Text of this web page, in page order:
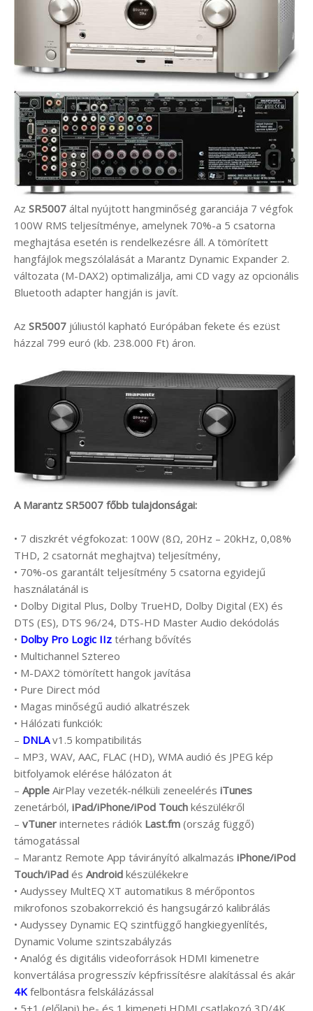
Az SR5007 által nyújtott hangminőség garanciája 7 végfok
100W RMS teljesítménye, amelynek 70%-a 5 csatorna
meghajtása esetén is rendelkezésre áll. A tömörített
hangfájlok megszólalását a Marantz Dynamic Expander 2.
változata (M-DAX2) optimalizálja, ami CD vagy az opcionális
Bluetooth adapter hangján is javít.
Az SR5007 júliustól kapható Európában fekete és ezüst
házzal 799 euró (kb. 238.000 Ft) áron.
A Marantz SR5007 főbb tulajdonságai:
• 7 diszkrét végfokozat: 100W (8Ω, 20Hz – 20kHz, 0,08%
THD, 2 csatornát meghajtva) teljesítmény,
• 70%-os garantált teljesítmény 5 csatorna egyidejű
használatánál is
• Dolby Digital Plus, Dolby TrueHD, Dolby Digital (EX) és
DTS (ES), DTS 96/24, DTS-HD Master Audio dekódolás
• Dolby Pro Logic IIz térhang bővítés
• Multichannel Sztereo
• M-DAX2 tömörített hangok javítása
• Pure Direct mód
• Magas minőségű audió alkatrészek
• Hálózati funkciók:
– DNLAv1.5 kompatibilitás
– MP3, WAV, AAC, FLAC (HD), WMA audió és JPEG kép
bitfolyamok elérése hálózaton át
– Apple AirPlay vezeték-nélküli zeneelérés iTunes
zenetárból, iPad/iPhone/iPod Touch készülékről
– vTuner internetes rádiók Last.fm (ország függő)
támogatással
– Marantz Remote App távirányító alkalmazás iPhone/iPod
Touch/iPad és Android készülékekre
• Audyssey MultEQ XT automatikus 8 mérőpontos
mikrofonos szobakorrekció és hangsugárzó kalibrálás
• Audyssey Dynamic EQ szintfüggő hangkiegyenlítés,
Dynamic Volume szintszabályzás
• Analóg és digitális videoforrások HDMI kimenetre
konvertálása progresszív képfrissítésre alakítással és akár
4Kfelbontásra felskálázással
• 5+1 (előlapi) be- és 1 kimeneti HDMI csatlakozó 3D/4K,